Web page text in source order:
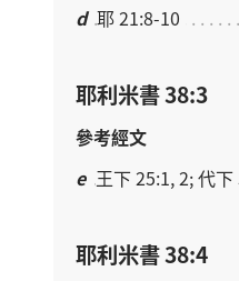
d 耶 21:8-10
耶利米書 38:3
參考經文
e 王下 25:1, 2; 代
耶利米書 38:4